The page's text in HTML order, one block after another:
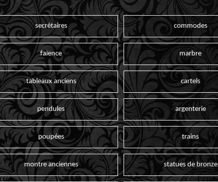
secrétaires commodes
faïence marbre
tableaux anciens cartels
pendules argenterie
poupées trains
montre anciennes statues de bronze